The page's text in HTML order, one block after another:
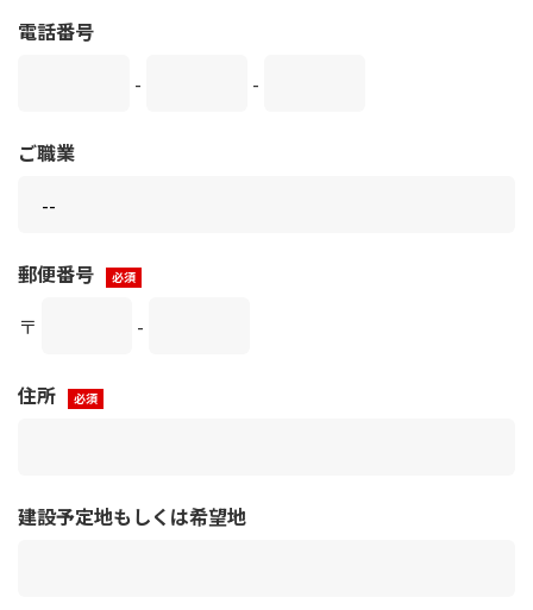
電話番号
-
-
ご職業
郵便番号
〒
-
住所
建設予定地もしくは希望地